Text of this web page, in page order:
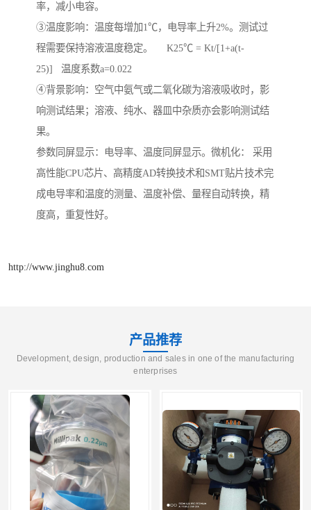
率，减小电容。
③温度影响：温度每增加1℃，电导率上升2%。测试过
程需要保持溶液温度稳定。 K25℃ = Kt/[1+a(t-
25)] 温度系数a=0.022
④背景影响：空气中氨气或二氧化碳为溶液吸收时，影
响测试结果；溶液、纯水、器皿中杂质亦会影响测试结
果。
参数同屏显示：电导率、温度同屏显示。微机化： 采用
高性能CPU芯片、高精度AD转换技术和SMT贴片技术完
成电导率和温度的测量、温度补偿、量程自动转换，精
度高，重复性好。
http://www.jinghu8.com
产品推荐
Development, design, production and sales in one of the manufacturing
enterprises